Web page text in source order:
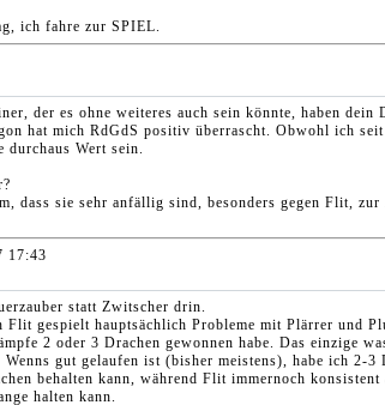
ich fahre zur SPIEL.
der es ohne weiteres auch sein könnte, haben dein
hat mich RdGdS positiv überrascht. Obwohl ich
durchaus Wert sein.
dass sie sehr anfällig sind, besonders gegen Flit,
17:43
statt Zwitscher drin.
Flit gespielt hauptsächlich Probleme mit Plärrer und
2 oder 3 Drachen gewonnen habe. Das einzige
gut gelaufen ist (bisher meistens), habe ich
behalten kann, während Flit immernoch
halten kann.